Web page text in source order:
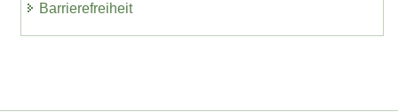
Barrierefreiheit